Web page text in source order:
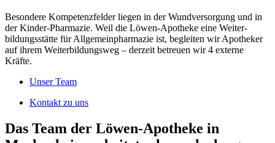
Besondere Kompetenzfelder liegen in der Wundversorgung und in
der Kinder-Pharmazie. Weil die Löwen-Apotheke eine Weiter­
bildungs­stätte für Allgemein­pharmazie ist, begleiten wir Apotheker
auf ihrem Weiter­bildungsweg – derzeit betreuen wir 4 externe
Kräfte.
Unser Team
Kontakt zu uns
Das Team der Löwen-Apotheke in